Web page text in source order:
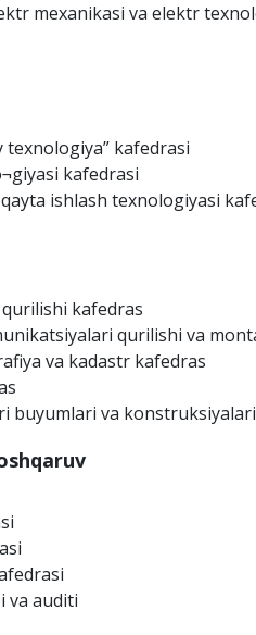
mexanikasi va elektr
texnologiya” kafedrasi
kafedrasi
ishlash texnologiyasi
kafedras
qurilishi va
va kadastr kafedras
buyumlari va
va auditi